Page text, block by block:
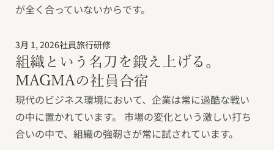
が全く合っていないからです。
3月 1, 2026社員旅行研修
組織という名刀を鍛え上げる。
MAGMAの社員合宿
現代のビジネス環境において、企業は常に過酷な戦い
の中に置かれています。 市場の変化という激しい打ち
合いの中で、組織の強靭さが常に試されています。